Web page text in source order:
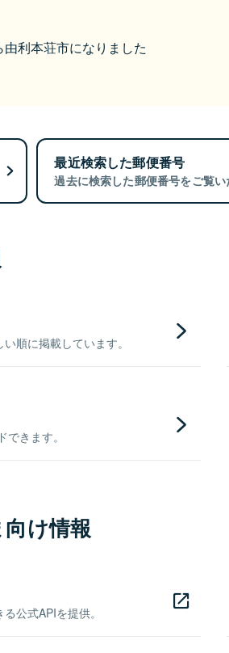
利本荘市になりました
最近検索した郵便番号
過去に検索した郵便番号をご覧い
順に掲載しています。
きます。
け情報
公式APIを提供。